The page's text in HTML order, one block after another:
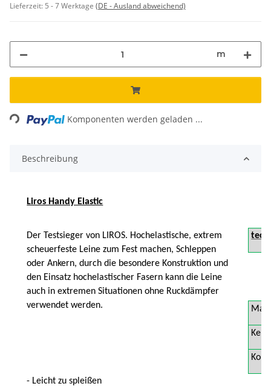
Lieferzeit: 5 - 7 Werktage (DE - Ausland abweichend)
m
Loading... Komponenten werden geladen ...
Beschreibung
Liros Handy Elastic
Der Testsieger von LIROS. Hochelastische, extrem
scheuerfeste Leine zum Fest machen, Schleppen
oder Ankern, durch die besondere Konstruktion und
den Einsatz hochelastischer Fasern kann die Leine
auch in extremen Situationen ohne Ruckdämpfer
verwendet werden.
Kern
- Leicht zu spleißen